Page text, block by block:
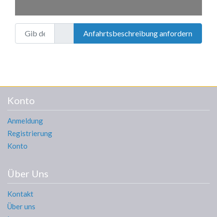
Gib deinen Standort ein.Anfahrtsbeschreibung anfordern
Konto
Anmeldung
Registrierung
Konto
Über Uns
Kontakt
Über uns